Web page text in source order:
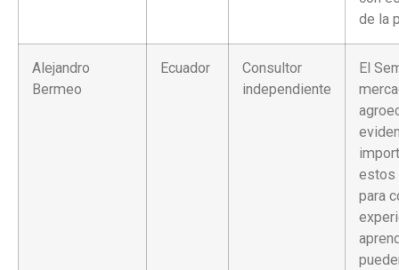
de la
Alejandro
Bermeo
Ecuador
Consultor
independiente
El
estos
para